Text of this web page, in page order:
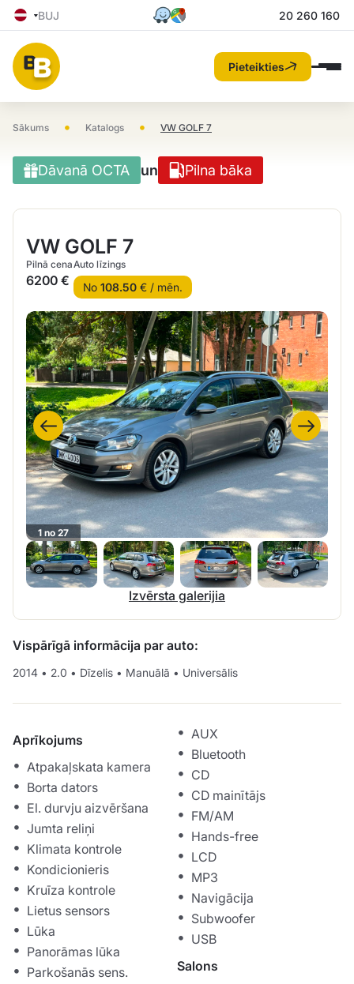
BUJ 20 260 160
Pieteikties
Sākums • Katalogs • VW GOLF 7
Dāvanā OCTA un Pilna bāka
VW GOLF 7
Pilnā cena
6200 €
Auto līzings
No 108.50€ / mēn.
1 no 27
Izvērsta galerijia
Vispārīgā informācija par auto:
2014 • 2.0 • Dīzelis • Manuālā • Universālis
Aprīkojums
Atpakaļskata kamera
Borta dators
El. durvju aizvēršana
Jumta reliņi
Klimata kontrole
Kondicionieris
Kruīza kontrole
Lietus sensors
Lūka
Panorāmas lūka
Parkošanās sens.
AUX
Bluetooth
CD
CD mainītājs
FM/AM
Hands-free
LCD
MP3
Navigācija
Subwoofer
USB
Salons